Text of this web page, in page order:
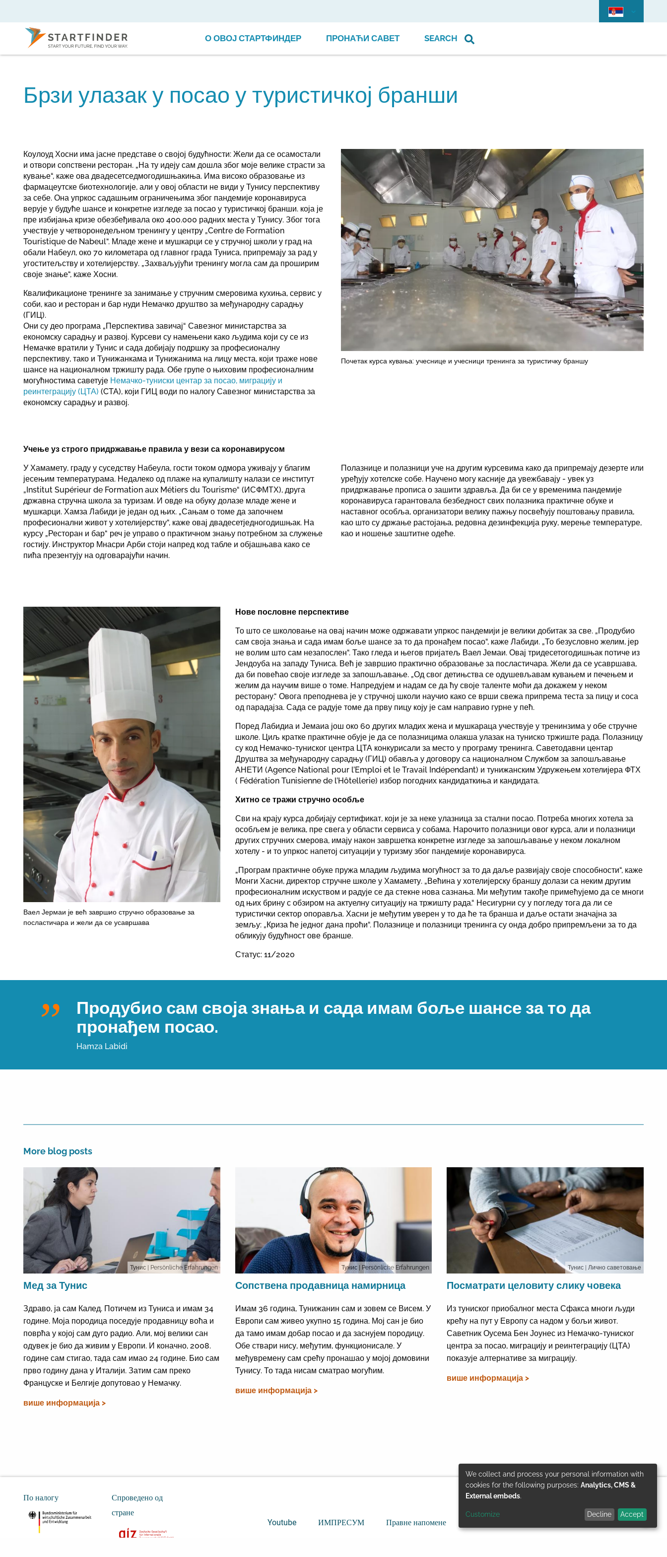
О ОВОЈ СТАРТФИНДЕР ПРОНАЋИ САВЕТ SEARCH
Брзи улазак у посао у туристичкој бранши
Почетак курса кувања: учеснице и учесници тренинга за туристичку браншу
Коулоуд Хосни има јасне представе о својој будућности: Жели да се осамостали
и отвори сопствени ресторан. „На ту идеју сам дошла због моје велике страсти за
кување“, каже ова двадесетседмогодишњакиња. Има високо образовање из
фармацеутске биотехнологије, али у овој области не види у Тунису перспективу
за себе. Она упркос садашњим ограничењима због пандемије коронавируса
верује у будуће шансе и конкретне изгледе за посао у туристичкој бранши. која је
пре избијања кризе обезбеђивала око 400.000 радних места у Тунису. Због тога
учествује у четворонедељном тренингу у центру „Centre de Formation
Touristique de Nabeul“. Младе жене и мушкарци се у стручној школи у град на
обали Набеул, око 70 километара од главног града Туниса, припремају за рад у
угоститељству и хотелијерству. „Захваљујући тренингу могла сам да проширим
своје знање“, каже Хосни.
Квалификационе тренинге за занимање у стручним смеровима кухиња, сервис у
соби, као и ресторан и бар нуди Немачко друштво за међународну сарадњу
(ГИЦ).
Они су део програма „Перспектива завичај“ Савезног министарства за
економску сарадњу и развој. Курсеви су намењени како људима који су се из
Немачке вратили у Тунис и сада добијају подршку за професионалну
перспективу, тако и Тунижанкама и Тунижанима на лицу места, који траже нове
шансе на националном тржишту рада. Обе групе о њиховим професионалним
могућностима саветује Немачко-туниски центар за посао, миграцију и
реинтеграцију (ЦТА) (CTA), који ГИЦ води по налогу Савезног министарства за
економску сарадњу и развој.
Учење уз строго придржавање правила у вези са коронавирусом
У Хамамету, граду у суседству Набеула, гости током одмора уживају у благим
јесењим температурама. Недалеко од плаже на купалишту налази се институт
„Institut Supérieur de Formation aux Métiers du Tourisme“ (ИСФМТХ), друга
државна стручна школа за туризам. И овде на обуку долазе младе жене и
мушкарци. Хамза Лабиди је један од њих. „Сањам о томе да започнем
професионални живот у хотелијерству“, каже овај двадесетједногодишњак. На
курсу „Ресторан и бар“ реч је управо о практичном знању потребном за служење
гостију. Инструктор Мнасри Арби стоји напред код табле и објашњава како се
пића презентују на одговарајући начин.
Полазнице и полазници уче на другим курсевима како да припремају дезерте или
уређују хотелске собе. Научено могу касније да увежбавају - увек уз
придржавање прописа о зашити здравља. Да би се у временима пандемије
коронавируса гарантовала безбедност свих полазника практичне обуке и
наставног особља, организатори велику пажњу посвећују поштовању правила,
као што су држање растојања, редовна дезинфекција руку, мерење температуре,
као и ношење заштитне одеће.
Ваел Јермаи је већ завршио стручно образовање за
посластичара и жели да се усавршава
Нове пословне перспективе
То што се школовање на овај начин може одржавати упркос пандемији је велики добитак за све. „Продубио
сам своја знања и сада имам боље шансе за то да пронађем посао“, каже Лабиди. „То безусловно желим, јер
не волим што сам незапослен“. Тако гледа и његов пријатељ Ваел Јемаи. Овај тридесетогодишњак потиче из
Јендоуба на западу Туниса. Већ је завршио практично образовање за посластичара. Жели да се усавршава,
да би повећао своје изгледе за запошљавање. „Од свог детињства се одушевљавам кувањем и печењем и
желим да научим више о томе. Напредујем и надам се да ћу своје таленте моћи да докажем у неком
ресторану.“ Овога преподнева је у стручној школи научио како се врши свежа припрема теста за пицу и соса
од парадајза. Сада се радује томе да прву пицу коју је сам направио гурне у пећ.
Поред Лабидиа и Јемаиа још око 60 других младих жена и мушкараца учествује у тренинзима у обе стручне
школе. Циљ кратке практичне обује је да се полазницима олакша улазак на туниско тржиште рада. Полазницу
су код Немачко-туниског центра ЦТА конкурисали за местo у програму тренинга. Саветодавни центар
Друштва за међународну сарадњу (ГИЦ) обавља у договору са националном Службом за запошљавање
АНЕТИ (Agence National pour l’Emploi et le Travail Indépendant) и тунижанским Удружењем хотелијера ФТХ
( Fédération Tunisienne de l’Hôtellerie) избор погодних кандидаткиња и кандидата.
Хитно се тражи стручно особље
Сви на крају курса добијају сертификат, који је за неке улазница за стални посао. Потреба многих хотела за
особљем је велика, пре свега у области сервиса у собама. Нарочито полазници овог курса, али и полазници
других стручних смерова, имају након завршетка конкретне изгледе за запошљавање у неком локалном
хотелу - и то упркос напетој ситуацији у туризму због пандемије коронавируса.
„Програм практичне обуке пружа младим људима могућност за то да даље развијају своје способности“, каже
Монги Хасни, директор стручне школе у Хамамету. „Већина у хотелијерску браншу долази са неким другим
професионалним искуством и радује се да стекне нова сазнања. Ми међутим такође примећујемо да се многи
од њих брину с обзиром на актуелну ситуацију на тржишту рада.“ Несигурни су у погледу тога да ли се
туристички сектор опоравља. Хасни је међутим уверен у то да ће та бранша и даље остати значајна за
земљу: „Криза ће једног дана проћи“. Полазнице и полазници тренинга су онда добро припремљени за то да
обликују будућност ове бранше.
Статус: 11/2020
Продубио сам своја знања и сада имам боље шансе за то да
пронађем посао.
Hamza Labidi
More blog posts
Тунис | Persönliche Erfahrungen
Мед за Тунис
Здраво, ја сам Калед. Потичем из Туниса и имам 34
године. Моја породица поседује продавницу воћа и
поврћа у којој сам дуго радио. Али, мој велики сан
одувек је био да живим у Европи. И коначно, 2008.
године сам стигао, тада сам имао 24 године. Био сам
прво годину дана у Италији. Затим сам преко
Француске и Белгије допутовао у Немачку.
више информација >
Тунис | Persönliche Erfahrungen
Сопствена продавница намирница
Имам 36 година, Тунижанин сам и зовем се Висем. У
Европи сам живео укупно 15 година. Мој сан је био
да тамо имам добар посао и да заснујем породицу.
Обе ствари нису, међутим, функционисале. У
међувремену сам срећу пронашао у мојој домовини
Тунису. То тада нисам сматрао могућим.
више информација >
Тунис | Лично саветовање
Посматрати целовиту слику човека
Из туниског приобалног места Сфакса многи људи
крећу на пут у Европу са надом у бољи живот.
Саветник Оусема Бен Јоунес из Немачко-туниског
центра за посао, миграцију и реинтеграцију (ЦТА)
показује алтернативе за миграцију.
више информација >
По налогу
Спроведено од
стране
Youtube
ИМПРЕСУМ Правне напомене © GIZ 2024
Use
of
personal
We collect and process your personal information with
cookies for the following purposes: Analytics, CMS &
External embeds.
Customize Decline Accept